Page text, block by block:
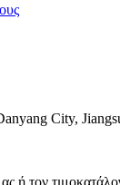
City,